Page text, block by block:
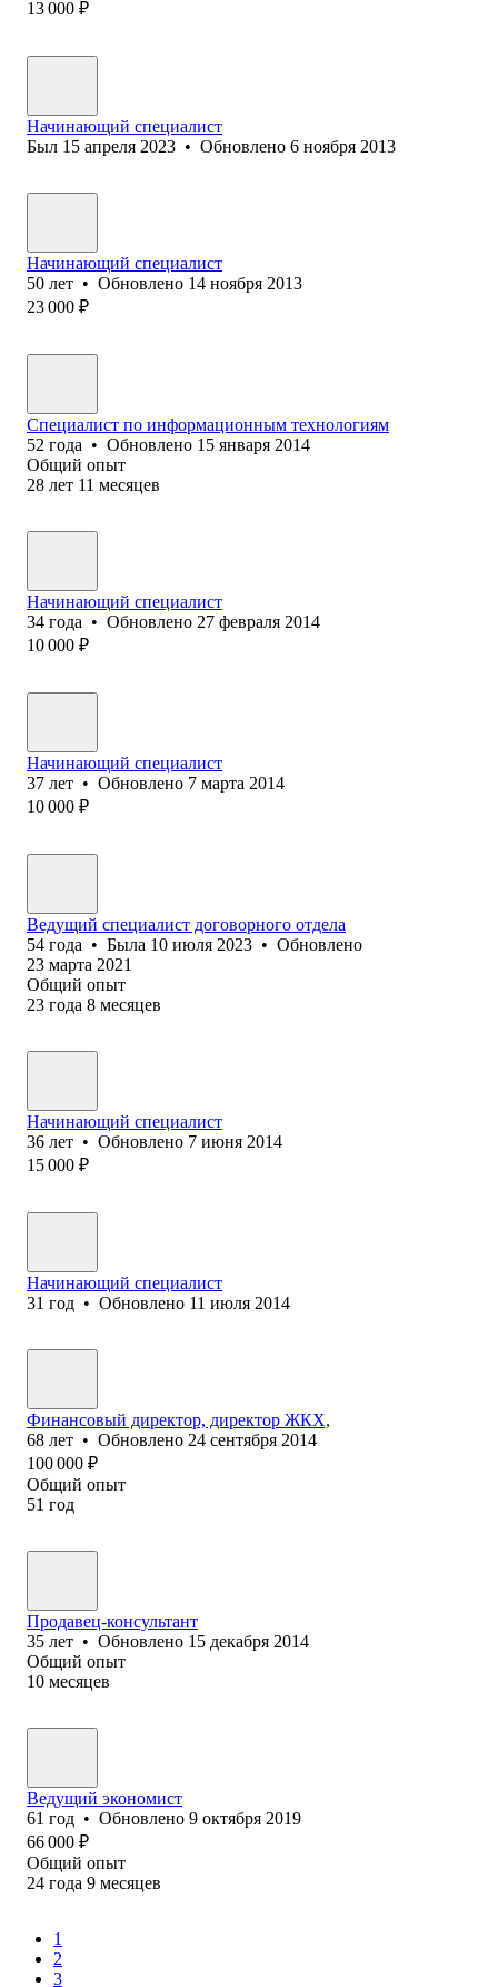
13 000 ₽
Начинающий специалист
Был 15 апреля 2023 • Обновлено 6 ноября 2013
Начинающий специалист
50 лет • Обновлено 14 ноября 2013
23 000 ₽
Специалист по информационным технологиям
52 года • Обновлено 15 января 2014
Общий опыт
28 лет 11 месяцев
Начинающий специалист
34 года • Обновлено 27 февраля 2014
10 000 ₽
Начинающий специалист
37 лет • Обновлено 7 марта 2014
10 000 ₽
Ведущий специалист договорного отдела
54 года • Была 10 июля 2023 • Обновлено
23 марта 2021
Общий опыт
23 года 8 месяцев
Начинающий специалист
36 лет • Обновлено 7 июня 2014
15 000 ₽
Начинающий специалист
31 год • Обновлено 11 июля 2014
Финансовый директор, директор ЖКХ,
68 лет • Обновлено 24 сентября 2014
100 000 ₽
Общий опыт
51 год
Продавец-консультант
35 лет • Обновлено 15 декабря 2014
Общий опыт
10 месяцев
Ведущий экономист
61 год • Обновлено 9 октября 2019
66 000 ₽
Общий опыт
24 года 9 месяцев
1
2
3